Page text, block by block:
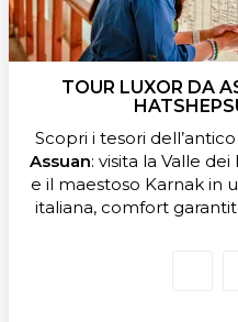
TOUR LUXOR DA
Scopri i tesori
Assuan: visita la Valle
e il maestoso Karnak in
italiana, comfort